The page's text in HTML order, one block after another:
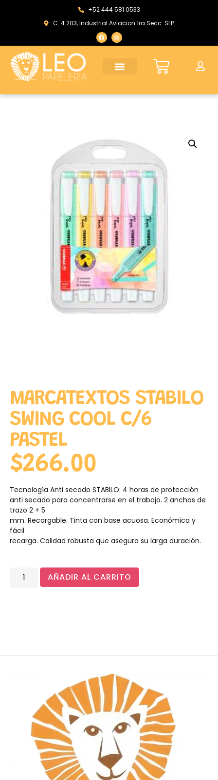
+52 444 581 0533
C. 4 203, Industrial Aviacion 1ra Secc. SLP.
MARCATEXTOS STABILO
SWING COOL C/6
PASTEL
$266.00
Tecnología Anti secado STABILO: 4 horas de protección
anti secado para concentrarse en el trabajo. 2 anchos de
trazo 2 + 5
mm. Recargable. Tinta con base acuosa. Económica y
fácil
recarga. Calidad robusta que asegura su larga duración.
AÑADIR AL CARRITO